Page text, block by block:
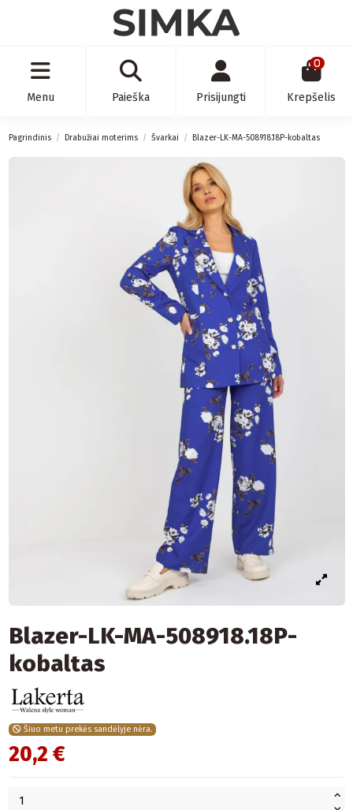
Menu Paieška Prisijungti
0
Krepšelis
Pagrindinis Drabužiai moterims Švarkai Blazer-LK-MA-508918.18P-kobaltas
Blazer-LK-MA-508918.18P-
kobaltas
Šiuo metu prekės sandėlyje nėra.
20,2 €